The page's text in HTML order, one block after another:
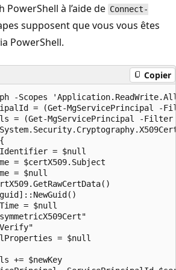
à l’aide de Connect-
supposent que vous vous êtes
PowerShell.
Copier
-Scopes
= (Get-MgServicePrincipal -
= (Get-MgServicePrincipal -Filter
= $null
= $certX509.Subject
= $null
= $null
= $null
+= $newKey